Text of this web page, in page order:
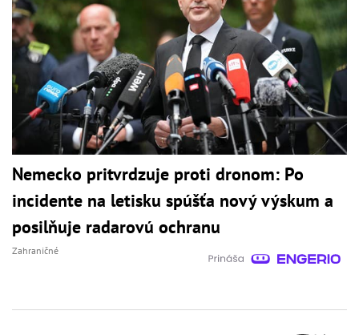
Nemecko pritvrdzuje proti dronom: Po
incidente na letisku spúšťa nový výskum a
posilňuje radarovú ochranu
Zahraničné